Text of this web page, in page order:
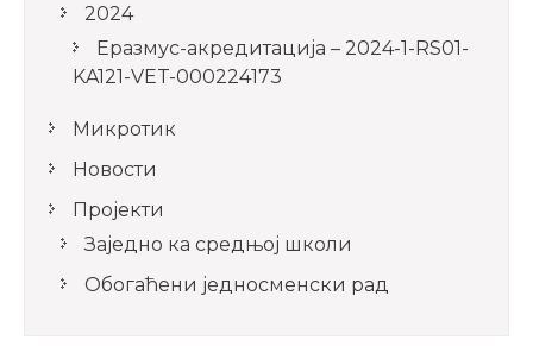
2024
Еразмус-акредитација – 2024-1-RS01-
KA121-VET-000224173
Микротик
Новости
Пројекти
Заједно ка средњој школи
Обогаћени једносменски рад